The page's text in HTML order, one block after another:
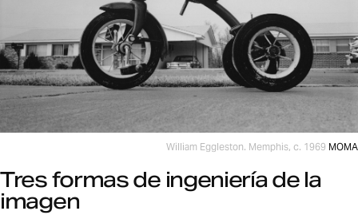
William Eggleston. Memphis, c. 1969 MOMA
Tres formas de ingeniería de la
imagen